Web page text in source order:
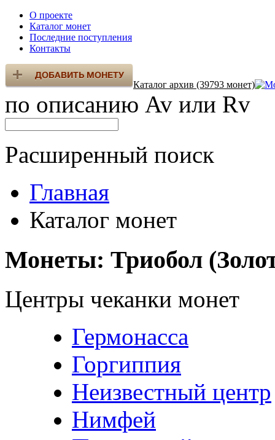
О проекте
Каталог монет
Последние поступления
Контакты
Каталог архив (39793 монет)
по описанию Av или Rv
Расширенный поиск
Главная
Каталог монет
Монеты: Триобол
Центры чеканки монет
Гермонасса
Горгиппия
Неизвестный центр
Нимфей